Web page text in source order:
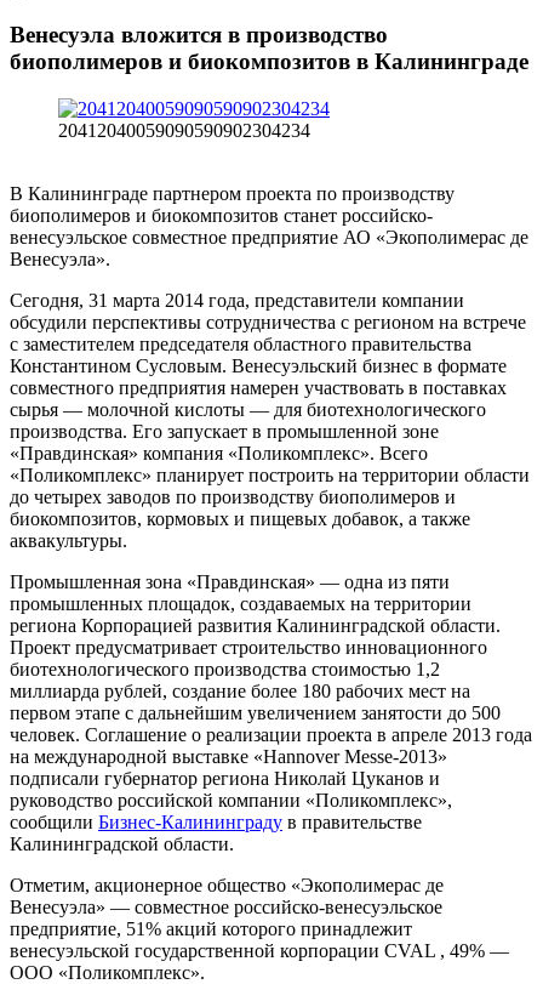
Венесуэла вложится в производство
биополимеров и биокомпозитов в Калининграде
20412040059090590902304234
В Калининграде партнером проекта по производству
биополимеров и биокомпозитов станет российско-
венесуэльское совместное предприятие АО «Экополимерас де
Венесуэла».
Сегодня, 31 марта 2014 года, представители компании
обсудили перспективы сотрудничества с регионом на встрече
с заместителем председателя областного правительства
Константином Сусловым. Венесуэльский бизнес в формате
совместного предприятия намерен участвовать в поставках
сырья — молочной кислоты — для биотехнологического
производства. Его запускает в промышленной зоне
«Правдинская» компания «Поликомплекс». Всего
«Поликомплекс» планирует построить на территории области
до четырех заводов по производству биополимеров и
биокомпозитов, кормовых и пищевых добавок, а также
аквакультуры.
Промышленная зона «Правдинская» — одна из пяти
промышленных площадок, создаваемых на территории
региона Корпорацией развития Калининградской области.
Проект предусматривает строительство инновационного
биотехнологического производства стоимостью 1,2
миллиарда рублей, создание более 180 рабочих мест на
первом этапе с дальнейшим увеличением занятости до 500
человек. Соглашение о реализации проекта в апреле 2013 года
на международной выставке «Hannover Messe-2013»
подписали губернатор региона Николай Цуканов и
руководство российской компании «Поликомплекс»,
сообщили Бизнес-Калининграду в правительстве
Калининградской области.
Отметим, акционерное общество «Экополимерас де
Венесуэла» — совместное российско-венесуэльское
предприятие, 51% акций которого принадлежит
венесуэльской государственной корпорации CVAL , 49% —
ООО «Поликомплекс».